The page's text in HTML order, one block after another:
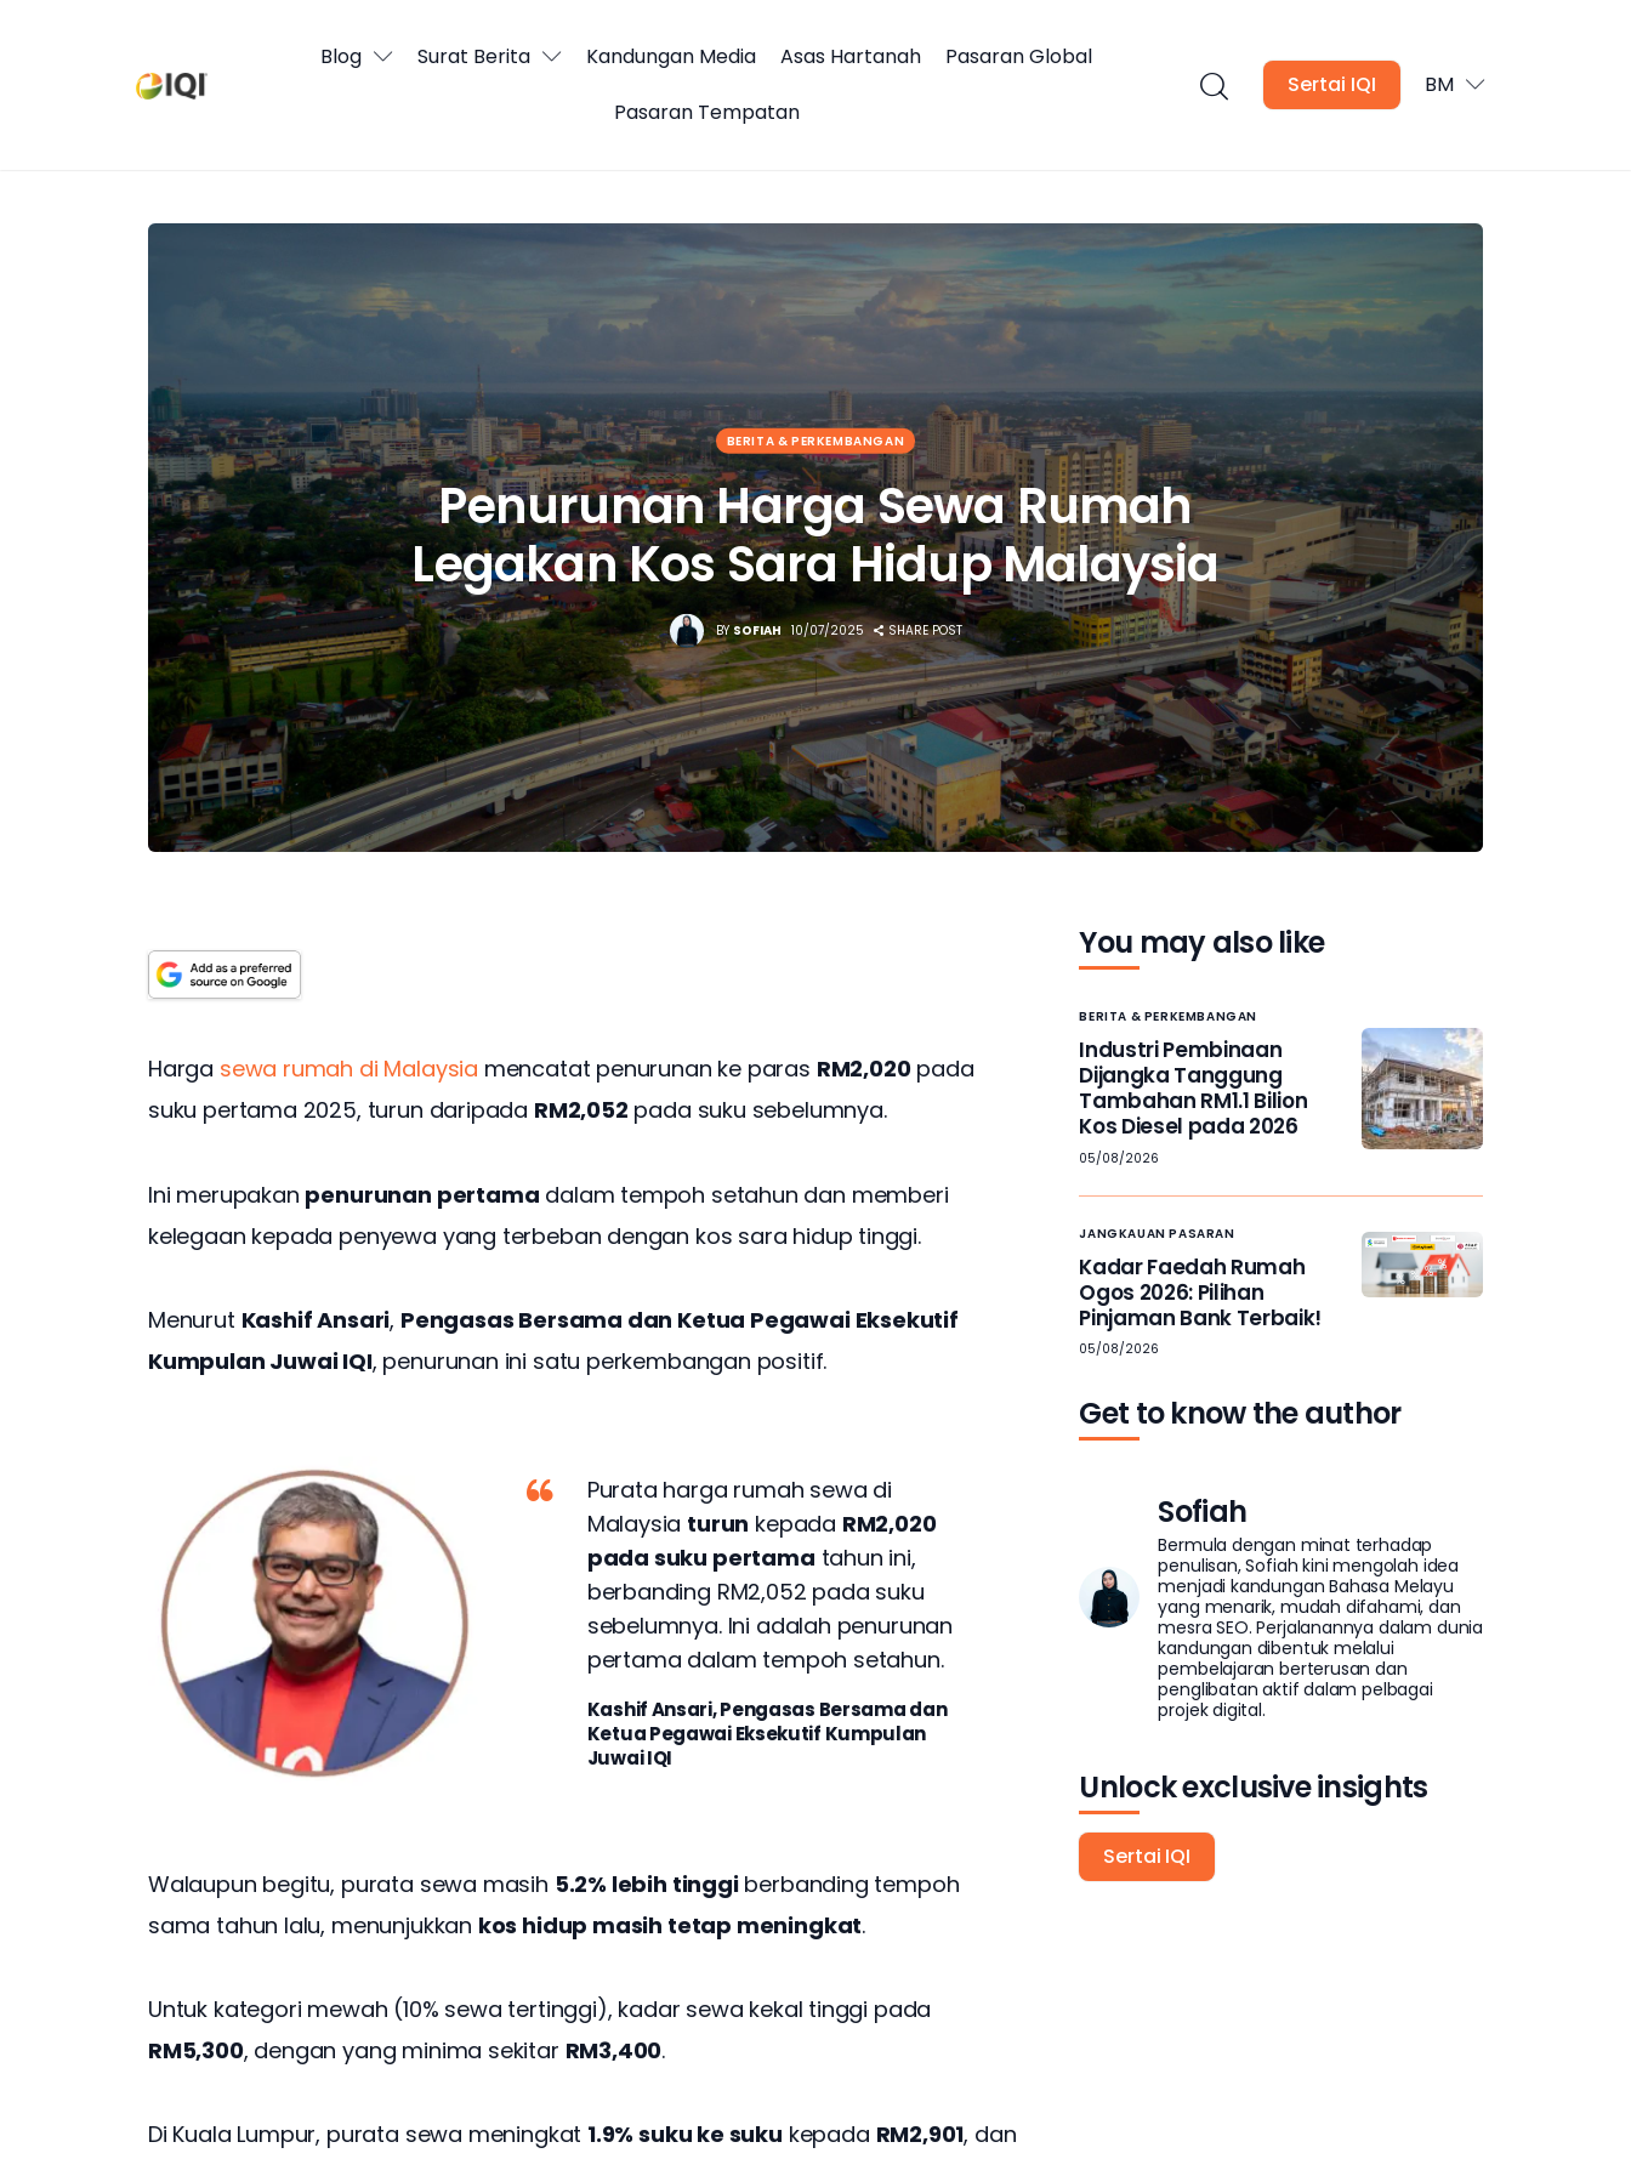
Blog Surat Berita Kandungan Media Asas Hartanah
Pasaran Global
Pasaran Tempatan
Sertai IQI BM
BERITA & PERKEMBANGAN
Penurunan Harga Sewa Rumah
Legakan Kos Sara Hidup Malaysia
BY SOFIAH 10/07/2025 SHARE POST
Harga sewa rumah di Malaysia mencatat penurunan ke paras RM2,020 pada
suku pertama 2025, turun daripada RM2,052 pada suku sebelumnya.
Ini merupakan penurunan pertama dalam tempoh setahun dan memberi
kelegaan kepada penyewa yang terbeban dengan kos sara hidup tinggi.
Menurut Kashif Ansari, Pengasas Bersama dan Ketua Pegawai Eksekutif
Kumpulan Juwai IQI, penurunan ini satu perkembangan positif.
Purata harga rumah sewa di
Malaysia turun kepada RM2,020
pada suku pertama tahun ini,
berbanding RM2,052 pada suku
sebelumnya. Ini adalah penurunan
pertama dalam tempoh setahun.
Kashif Ansari, Pengasas Bersama dan
Ketua Pegawai Eksekutif Kumpulan
Juwai IQI
Walaupun begitu, purata sewa masih 5.2% lebih tinggi berbanding tempoh
sama tahun lalu, menunjukkan kos hidup masih tetap meningkat.
Untuk kategori mewah (10% sewa tertinggi), kadar sewa kekal tinggi pada
RM5,300, dengan yang minima sekitar RM3,400.
Di Kuala Lumpur, purata sewa meningkat 1.9% suku ke suku kepada RM2,901, dan
You may also like
BERITA & PERKEMBANGAN
Industri Pembinaan
Dijangka Tanggung
Tambahan RM1.1 Bilion
Kos Diesel pada 2026
05/08/2026
JANGKAUAN PASARAN
Kadar Faedah Rumah
Ogos 2026: Pilihan
Pinjaman Bank Terbaik!
05/08/2026
Get to know the author
Sofiah
Bermula dengan minat terhadap
penulisan, Sofiah kini mengolah idea
menjadi kandungan Bahasa Melayu
yang menarik, mudah difahami, dan
mesra SEO. Perjalanannya dalam dunia
kandungan dibentuk melalui
pembelajaran berterusan dan
penglibatan aktif dalam pelbagai
projek digital.
Unlock exclusive insights
Sertai IQI